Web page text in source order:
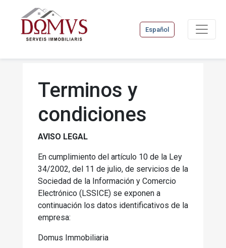
Español
Terminos y
condiciones
AVISO LEGAL
En cumplimiento del artículo 10 de la Ley
34/2002, del 11 de julio, de servicios de la
Sociedad de la Información y Comercio
Electrónico (LSSICE) se exponen a
continuación los datos identificativos de la
empresa:
Domus Immobiliaria